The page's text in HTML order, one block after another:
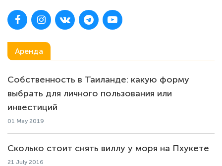
Аренда
Собственность в Таиланде: какую форму
выбрать для личного пользования или
инвестиций
01 May 2019
Сколько стоит снять виллу у моря на Пхукете
21 July 2016